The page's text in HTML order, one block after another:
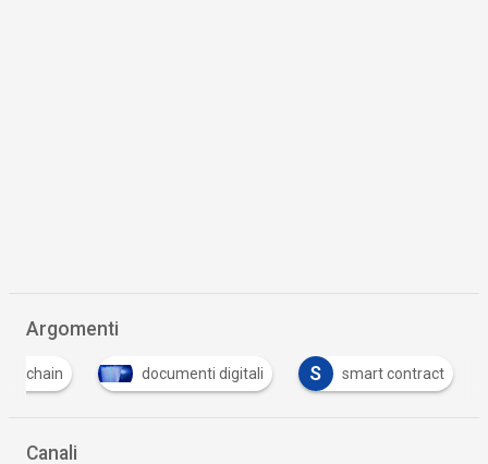
Argomenti
documenti digitali S smart contract
Canali